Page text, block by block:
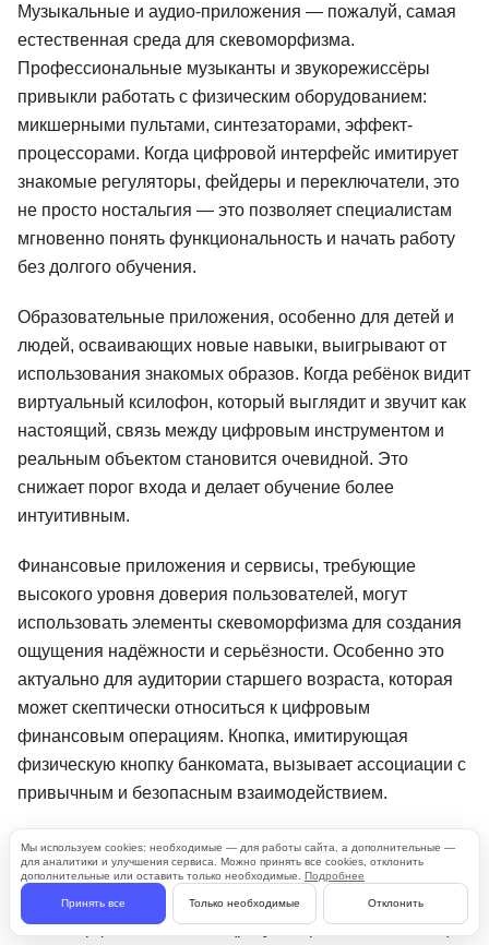
Музыкальные и аудио-приложения — пожалуй, самая
естественная среда для скевоморфизма.
Профессиональные музыканты и звукорежиссёры
привыкли работать с физическим оборудованием:
микшерными пультами, синтезаторами, эффект-
процессорами. Когда цифровой интерфейс имитирует
знакомые регуляторы, фейдеры и переключатели, это
не просто ностальгия — это позволяет специалистам
мгновенно понять функциональность и начать работу
без долгого обучения.
Образовательные приложения, особенно для детей и
людей, осваивающих новые навыки, выигрывают от
использования знакомых образов. Когда ребёнок видит
виртуальный ксилофон, который выглядит и звучит как
настоящий, связь между цифровым инструментом и
реальным объектом становится очевидной. Это
снижает порог входа и делает обучение более
интуитивным.
Финансовые приложения и сервисы, требующие
высокого уровня доверия пользователей, могут
использовать элементы скевоморфизма для создания
ощущения надёжности и серьёзности. Особенно это
актуально для аудитории старшего возраста, которая
может скептически относиться к цифровым
финансовым операциям. Кнопка, имитирующая
физическую кнопку банкомата, вызывает ассоциации с
привычным и безопасным взаимодействием.
Интерфейсы умного дома — ещё одна перспективная
область. Когда пользователь управляет освещением,
температурой или безопасностью через приложение,
скевоморфные элементы (регуляторы, напоминающие
Мы используем cookies: необходимые — для работы сайта, а дополнительные —
для аналитики и улучшения сервиса. Можно принять все cookies, отклонить
дополнительные или оставить только необходимые. Подробнее
Принять все Только необходимые Отклонить